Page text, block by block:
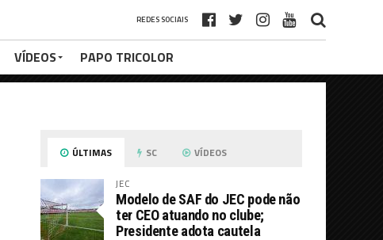
REDES SOCIAIS
VÍDEOS PAPO TRICOLOR
ÚLTIMAS SC VÍDEOS
JEC
Modelo de SAF do JEC pode não
ter CEO atuando no clube;
Presidente adota cautela